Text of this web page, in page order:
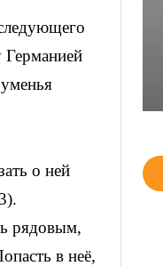
Германией
о ней
рядовым,
в неё,